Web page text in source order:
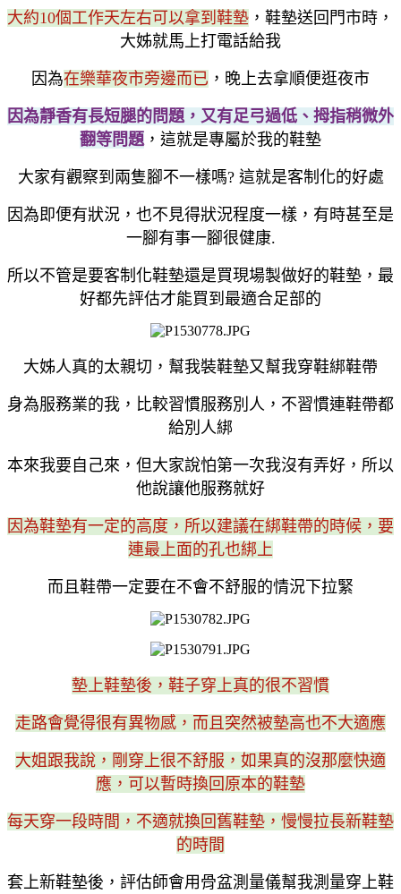
大約10個工作天左右可以拿到鞋墊 ，鞋墊送回門市時，
大姊就馬上打電話給我
因為在樂華夜市旁邊而已 ，晚上去拿順便逛夜市
因為靜香有長短腿的問題，又有足弓過低、拇指稍微外
翻等問題 ，這就是專屬於我的鞋墊
大家有觀察到兩隻腳不一樣嗎? 這就是客制化的好處
因為即便有狀況，也不見得狀況程度一樣，有時甚至是
一腳有事一腳很健康.
所以不管是要客制化鞋墊還是買現場製做好的鞋墊，最
好都先評估才能買到最適合足部的
大姊人真的太親切，幫我裝鞋墊又幫我穿鞋綁鞋帶
身為服務業的我，比較習慣服務別人，不習慣連鞋帶都
給別人綁
本來我要自己來，但大家說怕第一次我沒有弄好，所以
他說讓他服務就好
因為鞋墊有一定的高度，所以建議在綁鞋帶的時候，要
連最上面的孔也綁上
而且鞋帶一定要在不會不舒服的情況下拉緊
墊上鞋墊後，鞋子穿上真的很不習慣
走路會覺得很有異物感，而且突然被墊高也不大適應
大姐跟我說，剛穿上很不舒服，如果真的沒那麼快適
應，可以暫時換回原本的鞋墊
每天穿一段時間，不適就換回舊鞋墊，慢慢拉長新鞋墊
的時間
套上新鞋墊後，評估師會用骨盆測量儀幫我測量穿上鞋